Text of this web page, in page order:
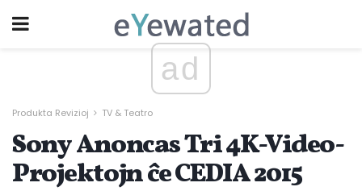
ad
Produkta Revizioj TV & Teatro
Sony Anoncas Tri 4K-Video-
Projektojn ĉe CEDIA 2015